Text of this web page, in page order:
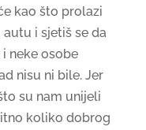
kao što prolazi
i sjetiš se da
neke osobe
nisu ni bile. Jer
su nam unijeli
koliko dobrog